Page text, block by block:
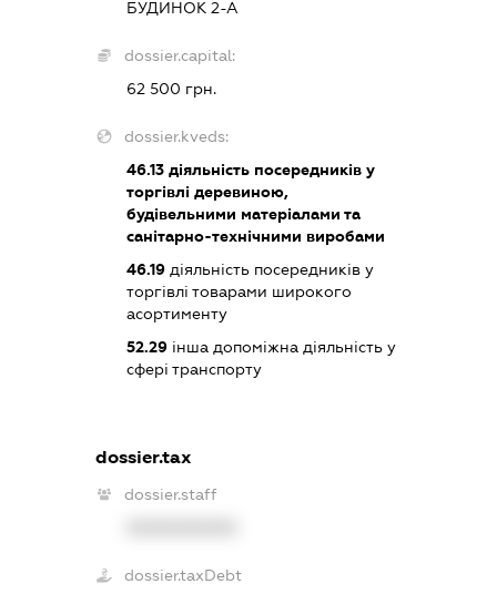
БУДИНОК 2-А
dossier.capital:
62 500 грн.
dossier.kveds:
46.13діяльність посередників у
торгівлі деревиною,
будівельними матеріалами та
санітарно-технічними виробами
46.19діяльність посередників у
торгівлі товарами широкого
асортименту
52.29інша допоміжна діяльність у
сфері транспорту
dossier.tax
dossier.staff
dossier.taxDebt